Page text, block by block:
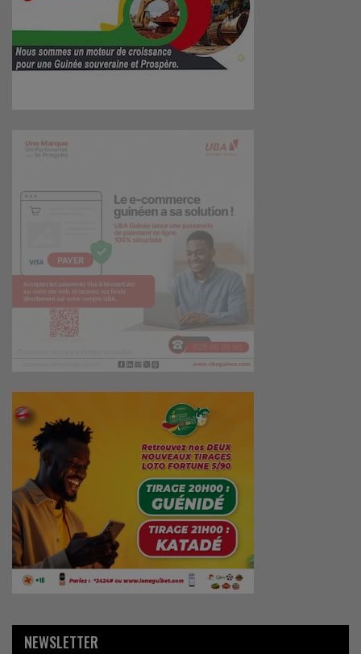
NEWSLETTER